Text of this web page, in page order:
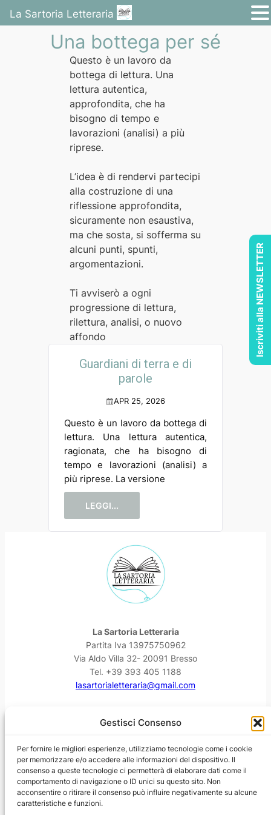
Gestisci Consenso
Per fornire le migliori esperienze, utilizziamo tecnologie come i cookie
per memorizzare e/o accedere alle informazioni del dispositivo. Il
consenso a queste tecnologie ci permetterà di elaborare dati come il
comportamento di navigazione o ID unici su questo sito. Non
acconsentire o ritirare il consenso può influire negativamente su alcune
caratteristiche e funzioni.
Una bottega per sé
Questo è un lavoro da
bottega di lettura. Una
lettura autentica,
approfondita, che ha
bisogno di tempo e
lavorazioni (analisi) a più
riprese.
L’idea è di rendervi partecipi
alla costruzione di una
riflessione approfondita,
sicuramente non esaustiva,
ma che sosta, si sofferma su
alcuni punti, spunti,
argomentazioni.
Ti avviserò a ogni
progressione di lettura,
rilettura, analisi, o nuovo
affondo
Guardiani di terra e di
parole
APR 25, 2026
Questo è un lavoro da bottega di
lettura. Una lettura autentica,
ragionata, che ha bisogno di
tempo e lavorazioni (analisi) a
più riprese. La versione
LEGGI...
La Sartoria Letteraria
Partita Iva 13975750962
Via Aldo Villa 32- 20091 Bresso
Tel. +39 393 405 1188
lasartorialetteraria@gmail.com
Facebook
Instagram
YouTube
Threads
La Sartoria Letteraria
Iscriviti alla NEWSLETTER